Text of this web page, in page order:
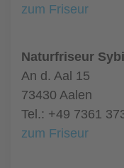
zum Friseur
Naturfriseur
An d. Aal 15
73430 Aalen
Tel.: +49 7361
zum Friseur